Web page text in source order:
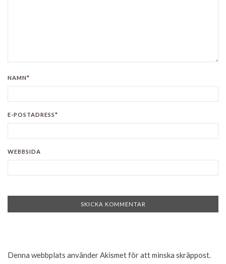
NAMN*
E-POSTADRESS*
WEBBSIDA
Denna webbplats använder Akismet för att minska skräppost.